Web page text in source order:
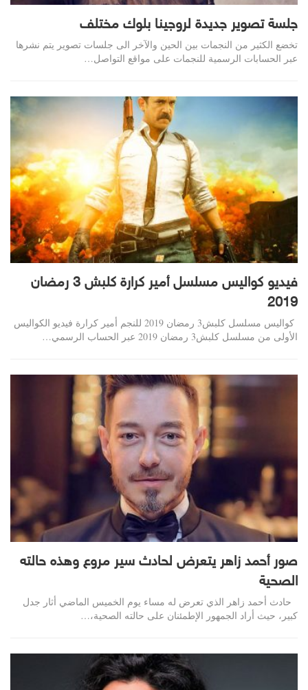
جلسة تصوير جديدة لروجينا بلوك مختلف
تخضع الكثير من النجمات بين الحين والآخر الى جلسات تصوير يتم نشرها
عبر الحسابات الرسمية للنجمات على مواقع التواصل…
فيديو كواليس مسلسل أمير كرارة كلبش 3 رمضان
2019
كواليس مسلسل كلبش3 رمضان 2019 للنجم أمير كرارة فيديو الكواليس
الأولى من مسلسل كلبش3 رمضان 2019 عبر الحساب الرسمي…
صور أحمد زاهر يتعرض لحادث سير مروع وهذه حالته
الصحية
حادث أحمد زاهر الذي تعرض له مساء يوم الخميس الماضي أثار جدل
كبير، حيث أراد الجمهور الإطمئنان على حالته الصحية،…